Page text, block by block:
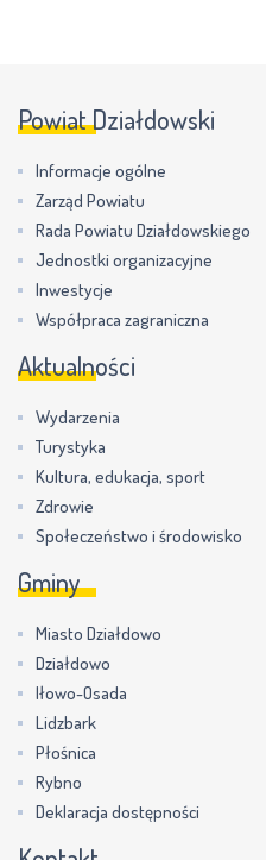
Powiat Działdowski
Informacje ogólne
Zarząd Powiatu
Rada Powiatu Działdowskiego
Jednostki organizacyjne
Inwestycje
Współpraca zagraniczna
Aktualności
Wydarzenia
Turystyka
Kultura, edukacja, sport
Zdrowie
Społeczeństwo i środowisko
Gminy
Miasto Działdowo
Działdowo
Iłowo-Osada
Lidzbark
Płośnica
Rybno
Deklaracja dostępności